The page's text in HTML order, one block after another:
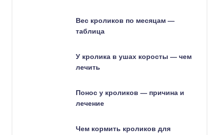
Вес кроликов по месяцам —
таблица
У кролика в ушах коросты — чем
лечить
Понос у кроликов — причина и
лечение
Чем кормить кроликов для